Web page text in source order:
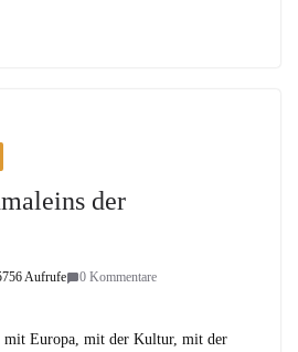
der
Aufrufe
0 Kommentare
mit Europa, mit der Kultur, mit der